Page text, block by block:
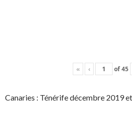
« ‹ of45
Canaries : Ténérife décembre 2019